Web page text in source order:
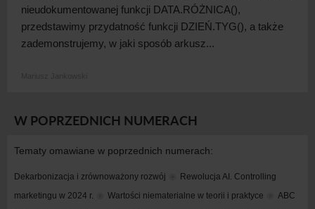
nieudokumentowanej funkcji DATA.RÓŻNICA(),
przedstawimy przydatność funkcji DZIEŃ.TYG(), a także
zademonstrujemy, w jaki sposób arkusz...
W POPRZEDNICH NUMERACH
Tematy omawiane w poprzednich numerach:
Dekarbonizacja i zrównoważony rozwój
Rewolucja AI. Controlling
marketingu w 2024 r.
Wartości niematerialne w teorii i praktyce
ABC